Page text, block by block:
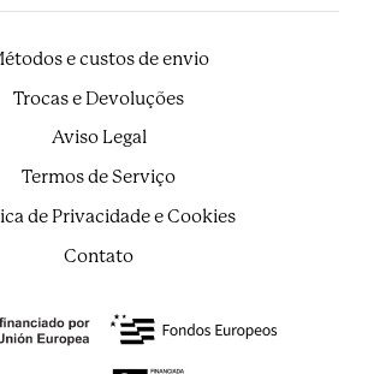
e custos de envio
Trocas e Devoluções
Aviso Legal
Termos de Serviço
de Privacidade e Cookies
Contato